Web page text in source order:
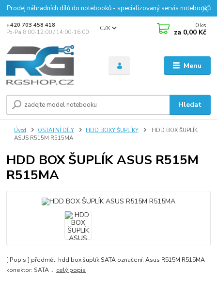
Prodej náhradních dílů do notebooků - specializovaný servis notebooků
Menu
CZK
Hledat
+420 703 458 418
Po-Pá 8:00-12:00 / 14:00-16:00
0 ks
za 0,00 Kč
Úvod OSTATNÍ DÍLY HDD BOXY ŠUPLÍKY
HDD BOX ŠUPLÍK
ASUS R515M R515MA
HDD BOX ŠUPLÍK ASUS R515M
R515MA
[ Popis ] předmět: hdd box šuplík SATA označení: Asus R515M R515MA
konektor: SATA ... celý popis